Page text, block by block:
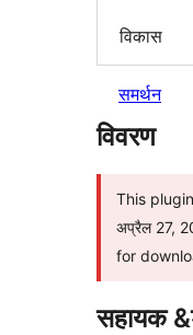
विकास
समर्थन
विवरण
This
अप्रैल 27,
for
सहायक